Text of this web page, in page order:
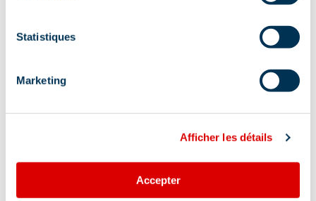
Statistiques
Marketing
Afficher les détails
Accepter
Information updated on
01/20/2026